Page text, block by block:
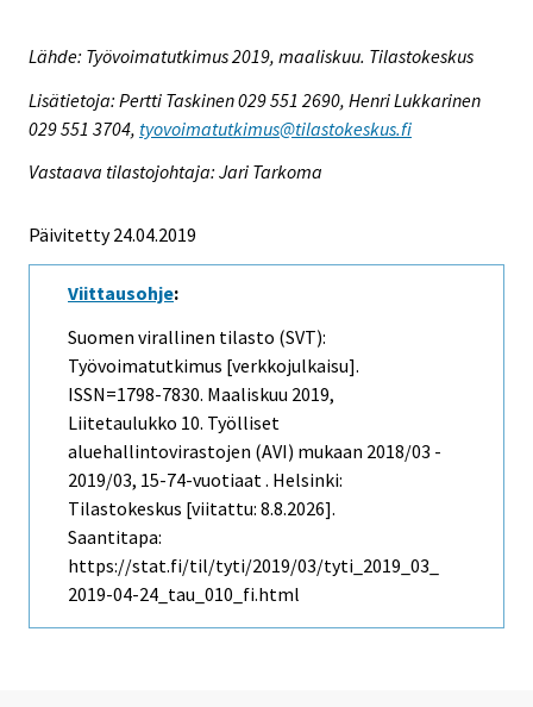
Lähde: Työvoimatutkimus 2019, maaliskuu. Tilastokeskus
Lisätietoja: Pertti Taskinen 029 551 2690, Henri Lukkarinen
029 551 3704, tyovoimatutkimus@tilastokeskus.fi
Vastaava tilastojohtaja: Jari Tarkoma
Päivitetty 24.04.2019
Viittausohje:
Suomen virallinen tilasto (SVT):
Työvoimatutkimus [verkkojulkaisu].
ISSN=1798-7830. Maaliskuu 2019,
Liitetaulukko 10. Työlliset
aluehallintovirastojen (AVI) mukaan 2018/03 -
2019/03, 15-74-vuotiaat . Helsinki:
Tilastokeskus [viitattu: 8.8.2026].
Saantitapa:
https://stat.fi/til/tyti/2019/03/tyti_2019_03_
2019-04-24_tau_010_fi.html